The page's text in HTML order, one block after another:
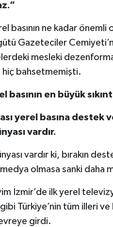
basının ne kadar
Gazeteciler
mesleki
hiç bahsetmemişti.
basının en büyük
yerel basına destek
vardır.
vardır ki, bırakın
olmasa sanki daha
İzmir’de ilk yerel
Türkiye’nin tüm illeri
girdi.